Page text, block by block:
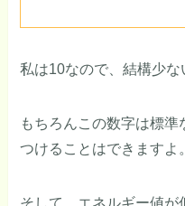
私は10なので、結構少な
もちろんこの数字は標
つけることはできますよ。
そして、エネルギー値